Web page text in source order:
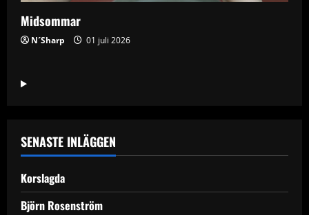
Midsommar
N´Sharp 01 juli 2026
SENASTE INLÄGGEN
Korslagda
Björn Rosenström